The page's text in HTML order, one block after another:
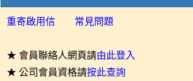
重寄啟用信 常見問題
★ 會員聯絡人網頁請由此登入
★ 公司會員資格請按此查詢